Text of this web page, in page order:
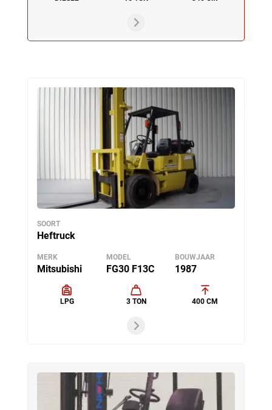
SOORT
Heftruck
MERK
Mitsubishi
MODEL
FG30 F13C
BOUWJAAR
1987
LPG 3 TON 400 CM